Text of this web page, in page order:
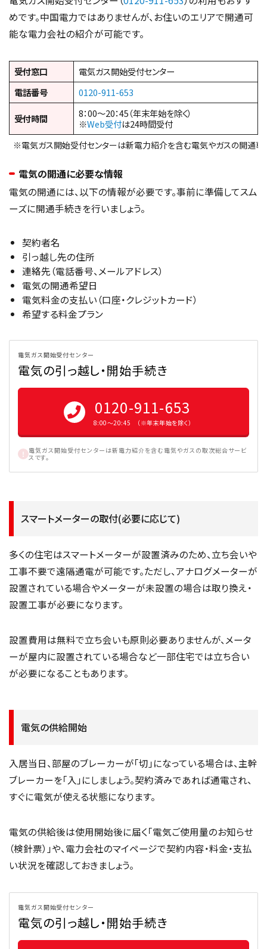
めです。中国電力ではありませんが、お住いのエリアで開通可
能な電力会社の紹介が可能です。
受付窓口
電気ガス開始受付センター
電話番号
0120-911-653
受付時間
8：00～20：45（年末年始を除く）
※Web受付は24時間受付
※電気ガス開始受付センターは新電力紹介を含む電気やガスの開通専
電気の開通に必要な情報
電気の開通には、以下の情報が必要です。事前に準備してスム
ーズに開通手続きを行いましょう。
契約者名
引っ越し先の住所
連絡先（電話番号、メールアドレス）
電気の開通希望日
電気料金の支払い（口座・クレジットカード）
希望する料金プラン
電気ガス開始受付センター
電気の引っ越し・開始手続き
0120-911-653
8:00〜20:45 （※年末年始を除く）
電気ガス開始受付センターは新電力紹介を含む電気やガスの取次総合サービ
スです。
スマートメーターの取付(必要に応じて)
多くの住宅はスマートメーターが設置済みのため、立ち会いや
工事不要で遠隔通電が可能です。ただし、アナログメーターが
設置されている場合やメーターが未設置の場合は取り換え・
設置工事が必要になります。
設置費用は無料で立ち会いも原則必要ありませんが、メータ
ーが屋内に設置されている場合など一部住宅では立ち合い
が必要になることもあります。
電気の供給開始
入居当日、部屋のブレーカーが「切」になっている場合は、主幹
ブレーカーを「入」にしましょう。契約済みであれば通電され、
すぐに電気が使える状態になります。
電気の供給後は使用開始後に届く「電気ご使用量のお知らせ
（検針票）」や、電力会社のマイページで契約内容・料金・支払
い状況を確認しておきましょう。
電気ガス開始受付センター
電気の引っ越し・開始手続き